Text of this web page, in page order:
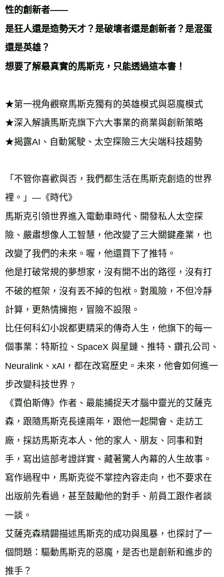
性的創新者——
是狂人還是造勢天才？是破壞者還是創新者？是混蛋
還是英雄？
想要了解最真實的馬斯克，只能透過這本書！
★第一視角觀察馬斯克獨有的英雄模式與惡魔模式
★深入解讀馬斯克旗下六大事業的商業與創新策略
★揭露AI、自動駕駛、太空探險三大尖端科技趨勢
「不管你喜歡與否，我們都生活在馬斯克創造的世界
裡。」—《時代》
馬斯克引領世界進入電動車時代、開發私人太空探
險、嚴肅想像人工智慧，他改變了三大關鍵產業，也
改變了我們的未來。喔，他還買下了推特。
他是打破常規的夢想家，沒有開不出的路徑，沒有打
不破的框架，沒有丟不掉的包袱。對風險，不但冷靜
計算，更熱情擁抱，冒險不設限。
比任何科幻小說都更精采的傳奇人生，他旗下的每一
個事業：特斯拉、SpaceX 與星鏈、推特、鑽孔公司、
Neuralink、xAI，都在改寫歷史。未來，他會如何進一
步改變科技世界﹖
《賈伯斯傳》作者、最能捕捉天才腦中靈光的艾薩克
森，跟隨馬斯克長達兩年，跟他一起開會、走訪工
廠，採訪馬斯克本人、他的家人、朋友、同事和對
手，寫出這部考證詳實、藏著驚人內幕的人生故事。
寫作過程中，馬斯克從不掌控內容走向，也不要求在
出版前先看過，甚至鼓勵他的對手、前員工跟作者談
一談。
艾薩克森精闢描述馬斯克的成功與風暴，也探討了一
個問題：驅動馬斯克的惡魔，是否也是創新和進步的
推手？